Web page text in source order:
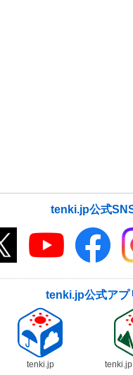
tenki.jp公式
tenki.jp公式アプ
tenki.jp